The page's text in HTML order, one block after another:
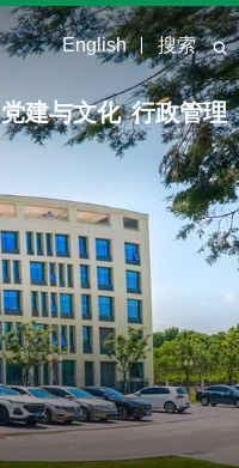
English 搜索
党建与文化 行政管理